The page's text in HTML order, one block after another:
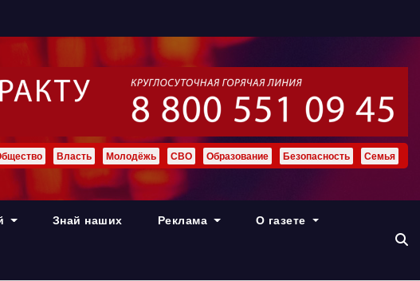
Власть Молодёжь СВО Образование Безопасность Семья
Знай наших Реклама О газете